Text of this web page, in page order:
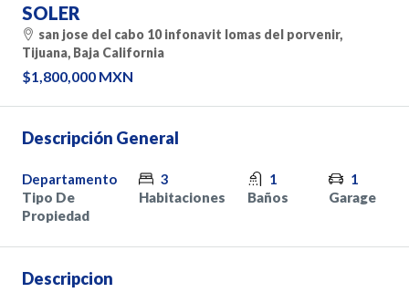
SOLER
san jose del cabo 10 infonavit lomas del porvenir,
Tijuana, Baja California
$1,800,000 MXN
Descripción General
Departamento
Tipo De
Propiedad
3
Habitaciones
1
Baños
1
Garage
Descripcion